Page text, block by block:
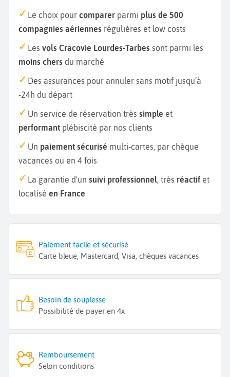
Le choix pour comparer parmi plus de 500
compagnies aériennes régulières et low costs
Les vols Cracovie Lourdes-Tarbes sont parmi les
moins chers du marché
Des assurances pour annuler sans motif jusqu’à
-24h du départ
Un service de réservation très simple et
performant plébiscité par nos clients
Un paiement sécurisé multi-cartes, par chèque
vacances ou en 4 fois
La garantie d'un suivi professionnel, très réactif et
localisé en France
Paiement facile et sécurisé
Carte bleue, Mastercard, Visa, chèques vacances
Besoin de souplesse
Possibilité de payer en 4x
Remboursement
Selon conditions